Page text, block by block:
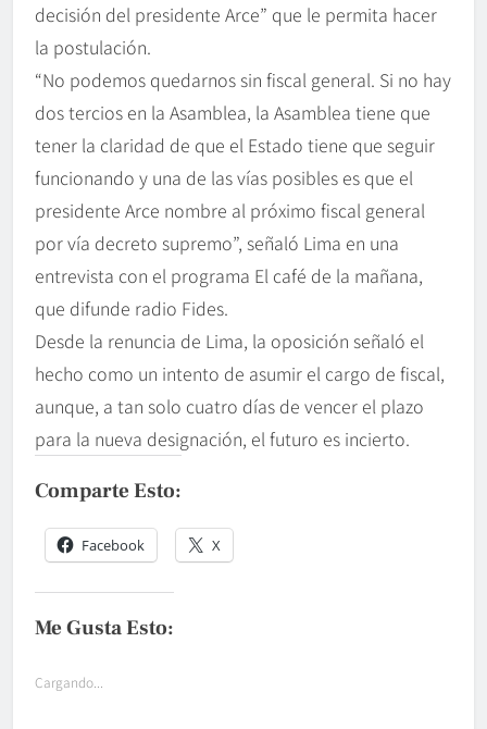
decisión del presidente Arce” que le permita hacer
la postulación.
“No podemos quedarnos sin fiscal general. Si no hay
dos tercios en la Asamblea, la Asamblea tiene que
tener la claridad de que el Estado tiene que seguir
funcionando y una de las vías posibles es que el
presidente Arce nombre al próximo fiscal general
por vía decreto supremo”, señaló Lima en una
entrevista con el programa El café de la mañana,
que difunde radio Fides.
Desde la renuncia de Lima, la oposición señaló el
hecho como un intento de asumir el cargo de fiscal,
aunque, a tan solo cuatro días de vencer el plazo
para la nueva designación, el futuro es incierto.
Comparte Esto:
Facebook X
Me Gusta Esto:
Cargando...